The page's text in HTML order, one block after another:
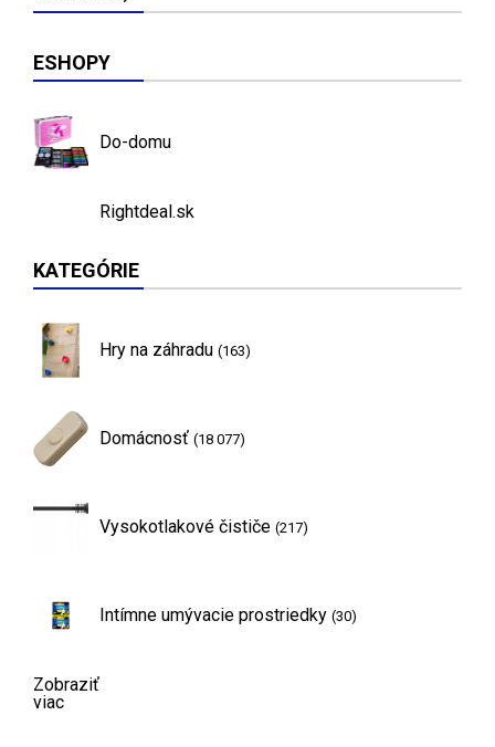
ESHOPY
Do-domu
Rightdeal.sk
KATEGÓRIE
Hry na záhradu (163)
Domácnosť (18 077)
Vysokotlakové čističe (217)
Intímne umývacie prostriedky (30)
Zobraziť
viac